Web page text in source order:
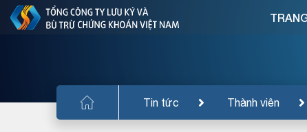
Tin tức Thành viên